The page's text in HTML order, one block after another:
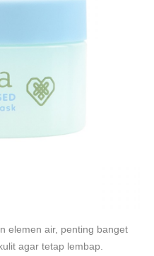
elemen air, penting banget
agar tetap lembap.